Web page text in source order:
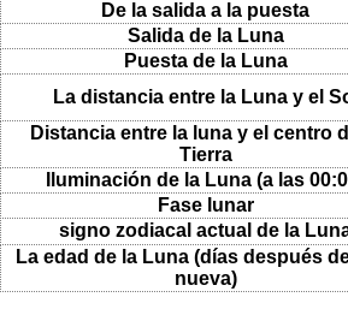
De la salida a la puesta
Salida de la Luna
Puesta de la Luna
La distancia entre la Luna y el
Distancia entre la luna y el centro
Tierra
Iluminación de la Luna (a las
Fase lunar
signo zodiacal actual de la
La edad de la Luna (días después
nueva)